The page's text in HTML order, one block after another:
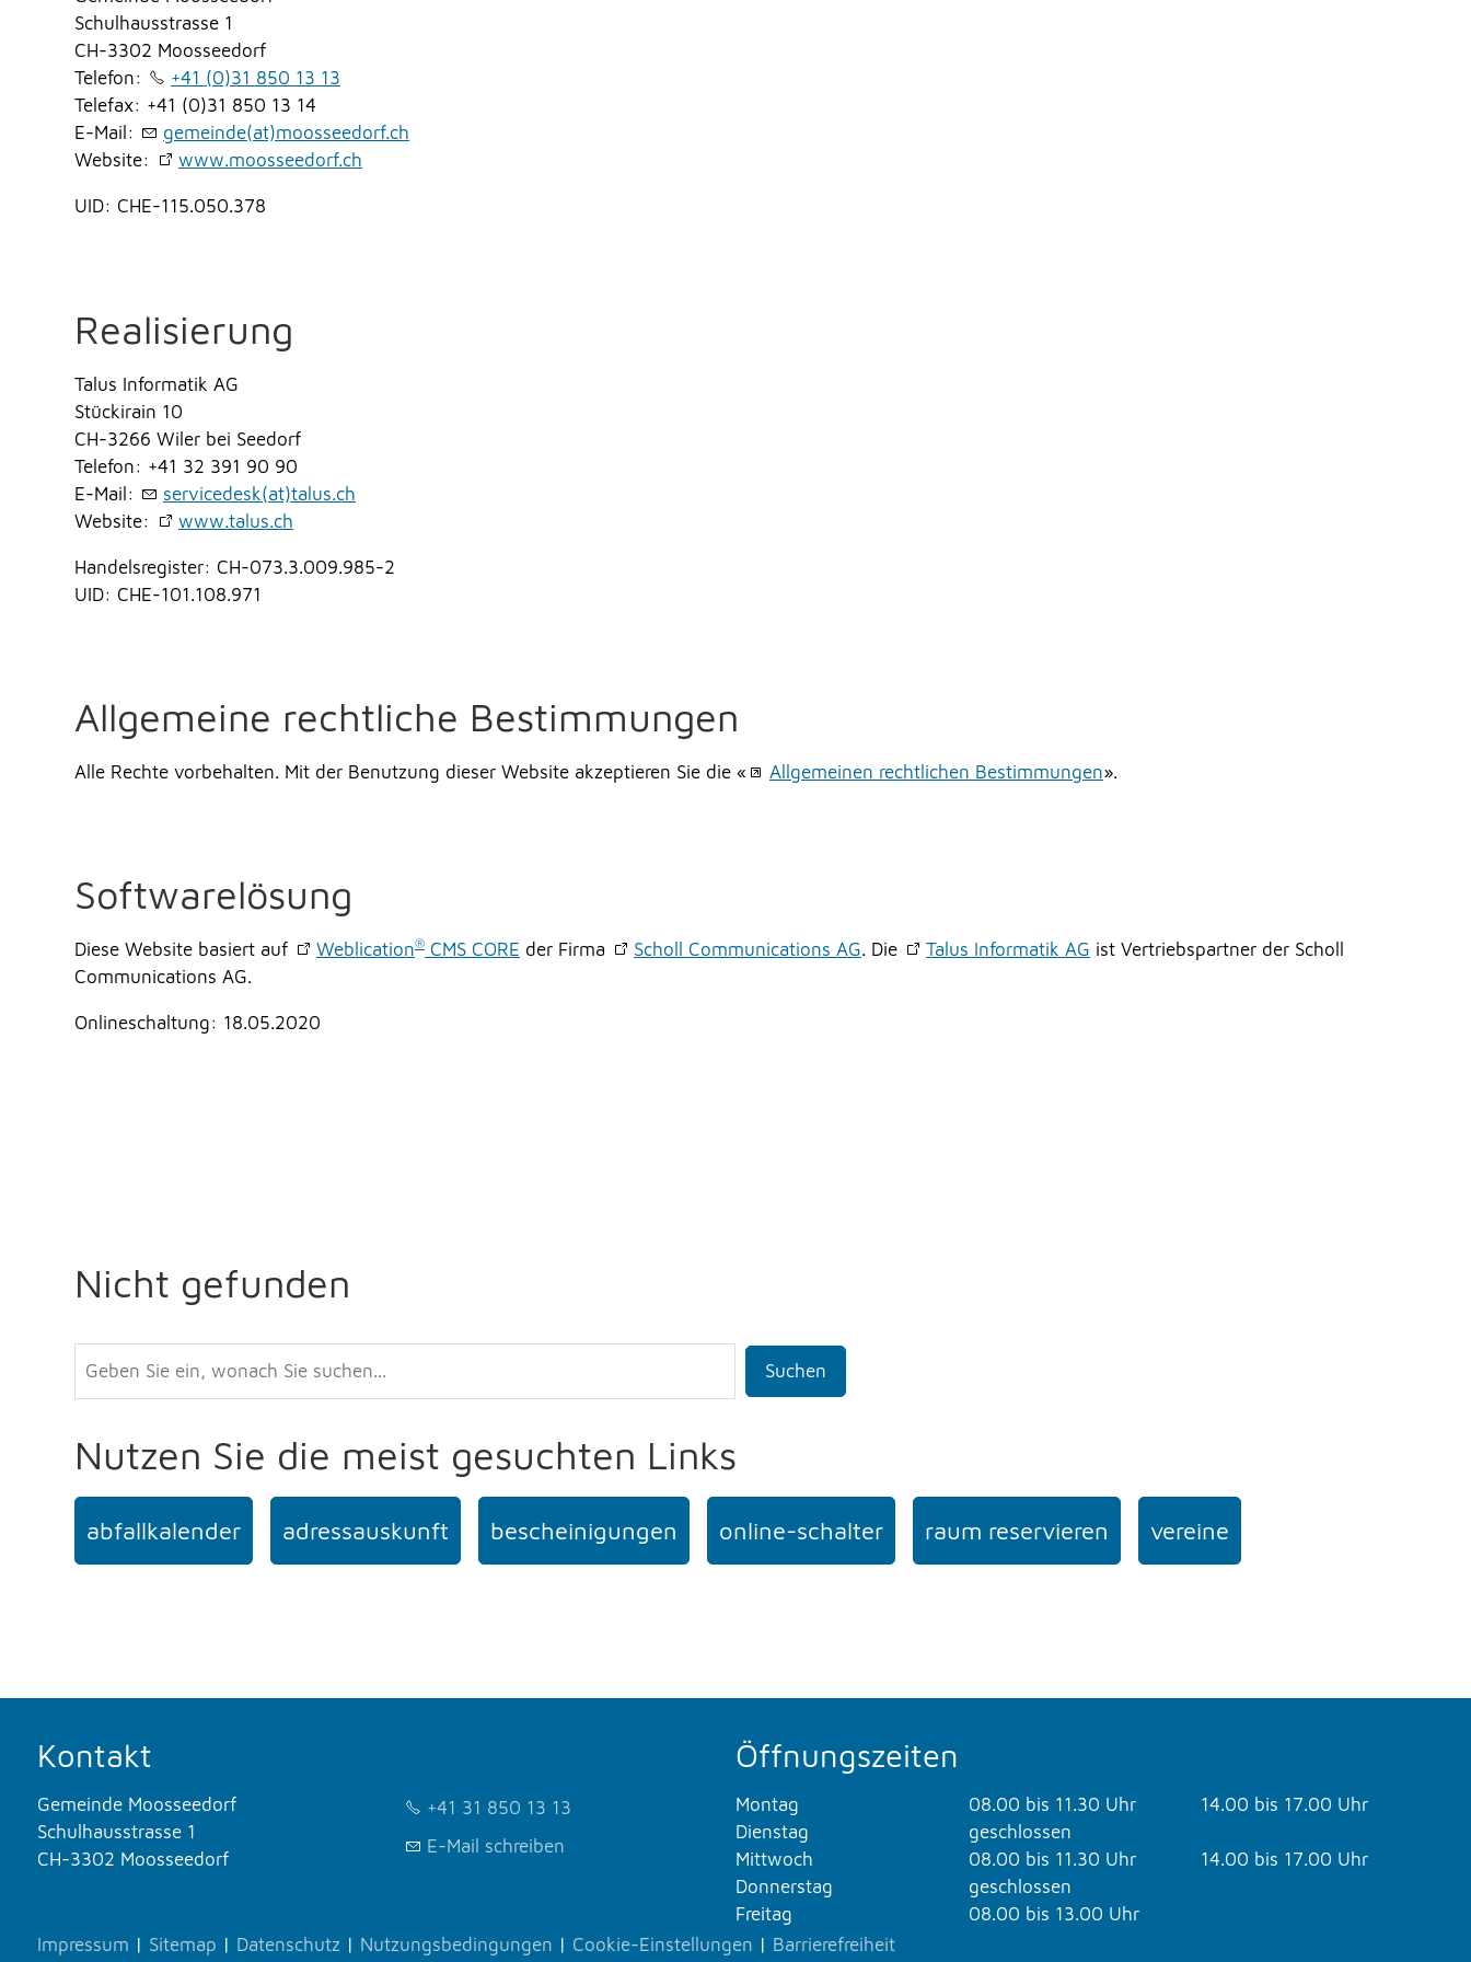
Schulhausstrasse 1
CH-3302 Moosseedorf
Telefon:
+41 (0)31 850 13 13
Telefax: +41 (0)31 850 13 14
E-Mail:
gemeinde(at)moosseedorf.ch
Website:
www.moosseedorf.ch
UID: CHE-115.050.378
Realisierung
Talus Informatik AG
Stückirain 10
CH-3266 Wiler bei Seedorf
Telefon: +41 32 391 90 90
E-Mail:
servicedesk(at)talus.ch
Website:
www.talus.ch
Handelsregister: CH-073.3.009.985-2
UID: CHE-101.108.971
Allgemeine rechtliche Bestimmungen
Alle Rechte vorbehalten. Mit der Benutzung dieser Website akzeptieren Sie die « Allgemeinen rechtlichen Bestimmungen».
Softwarelösung
Diese Website basiert auf Weblication® CMS CORE der Firma Scholl Communications AG. Die Talus Informatik AG ist Vertriebspartner der Scholl
Communications AG.
Onlineschaltung: 18.05.2020
Nicht gefunden
Suchen
Nutzen Sie die meist gesuchten Links
abfallkalender adressauskunft bescheinigungen online-schalter raum reservieren vereine
Kontakt
Gemeinde Moosseedorf
Schulhausstrasse 1
CH-3302 Moosseedorf
+41 31 850 13 13
E-Mail schreiben
Öffnungszeiten
Montag 08.00 bis 11.30 Uhr
14.00 bis 17.00 Uhr
Dienstag
geschlossen
Mittwoch
08.00 bis 11.30 Uhr
14.00 bis 17.00 Uhr
Donnerstag
geschlossen
Freitag
08.00 bis 13.00 Uhr
Impressum | Sitemap | Datenschutz | Nutzungsbedingungen | Cookie-Einstellungen | Barrierefreiheit